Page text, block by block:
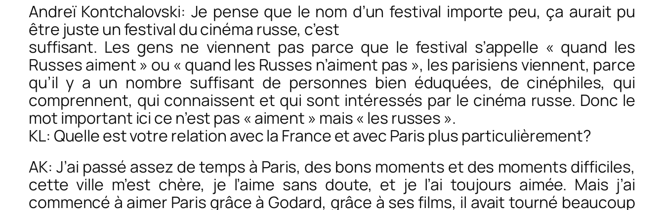
Andreï Kontchalovski: Je pense que le nom d’un festival importe peu, ça aurait pu
être juste un festival du cinéma russe, c’est
suffisant. Les gens ne viennent pas parce que le festival s’appelle « quand les
Russes aiment » ou « quand les Russes n’aiment pas », les parisiens viennent, parce
qu’il y a un nombre suffisant de personnes bien éduquées, de cinéphiles, qui
comprennent, qui connaissent et qui sont intéressés par le cinéma russe. Donc le
mot important ici ce n’est pas « aiment » mais « les russes ».
KL: Quelle est votre relation avec la France et avec Paris plus particulièrement?
AK: J’ai passé assez de temps à Paris, des bons moments et des moments difficiles,
cette ville m’est chère, je l’aime sans doute, et je l’ai toujours aimée. Mais j’ai
commencé à aimer Paris grâce à Godard, grâce à ses films, il avait tourné beaucoup